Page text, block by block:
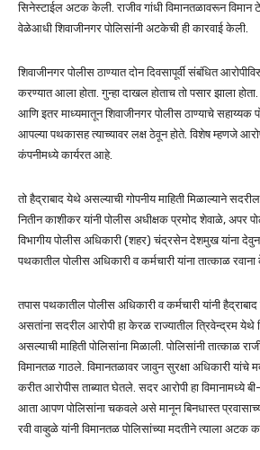
सिनेस्टाईल अटक केली. राजीव गांधी विमानतळावरून
वेळेआधी शिवाजीनगर पोलिसांनी अटकेची ही कारवाई केली.
शिवाजीनगर पोलीस ठाण्यात दोन दिवसापूर्वी संबंधित
करण्यात आला होता. गुन्हा दाखल होताच तो पसार झाला
आणि इतर माध्यमातून शिवाजीनगर पोलीस ठाण्याचे सहाय्यक
आपल्या पथकासह त्याच्यावर लक्ष ठेवून होते. विशेष म्हणजे
कंपनीमध्ये कार्यरत आहे.
तो हैद्राबाद येथे असल्याची गोपनीय माहिती मिळाल्याने सदरील
नितीन काशीकर यांनी पोलीस अधीक्षक प्रमोद शेवाळे, अपर
विभागीय पोलीस अधिकारी (शहर) चंद्रसेन देशमुख यांना देवुन
पथकातील पोलीस अधिकारी व कर्मचारी यांना तात्काळ
तपास पथकातील पोलीस अधिकारी व कर्मचारी यांनी
असतांना सदरील आरोपी हा केरळ राज्यातील त्रिवेन्द्रम येथे
असल्याची माहिती पोलिसांना मिळाली. पोलिसांनी तात्काळ
विमानतळ गाठले. विमानतळावर जावुन सुरक्षा अधिकारी यांचे
करीत आरोपीस ताब्यात घेतले. सदर आरोपी हा विमानामध्ये
आता आपण पोलिसांना चकवले असे मानून बिनधास्त
रवी वाव्हुळे यांनी विमानतळ पोलिसांच्या मदतीने त्याला